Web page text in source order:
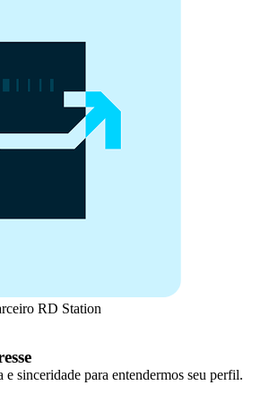
RD Station
e sinceridade para entendermos seu perfil.